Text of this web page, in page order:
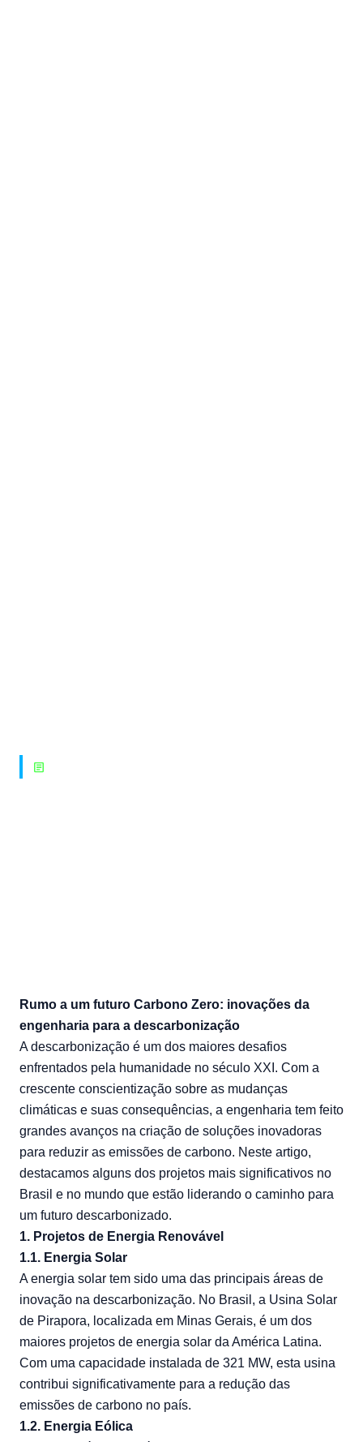
article
Rumo a um futuro Carbono Zero: inovações da
engenharia para a descarbonização
A descarbonização é um dos maiores desafios
enfrentados pela humanidade no século XXI. Com a
crescente conscientização sobre as mudanças
climáticas e suas consequências, a engenharia tem feito
grandes avanços na criação de soluções inovadoras
para reduzir as emissões de carbono. Neste artigo,
destacamos alguns dos projetos mais significativos no
Brasil e no mundo que estão liderando o caminho para
um futuro descarbonizado.
1. Projetos de Energia Renovável
1.1. Energia Solar
A energia solar tem sido uma das principais áreas de
inovação na descarbonização. No Brasil, a Usina Solar
de Pirapora, localizada em Minas Gerais, é um dos
maiores projetos de energia solar da América Latina.
Com uma capacidade instalada de 321 MW, esta usina
contribui significativamente para a redução das
emissões de carbono no país.
1.2. Energia Eólica